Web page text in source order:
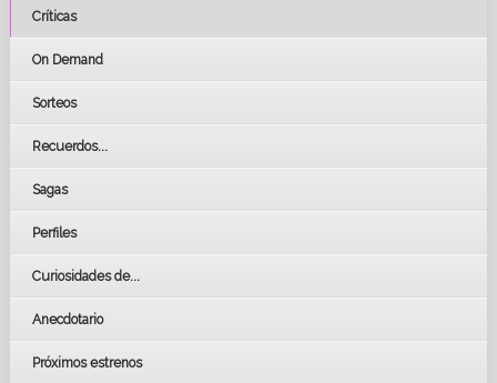
Críticas
On Demand
Sorteos
Recuerdos...
Sagas
Perfiles
Curiosidades de...
Anecdotario
Próximos estrenos